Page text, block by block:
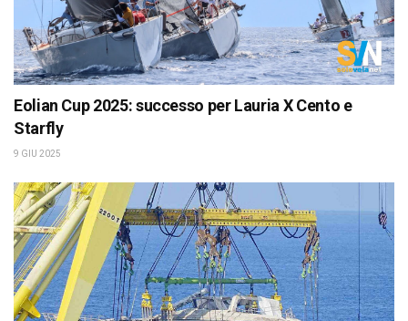
Eolian Cup 2025: successo per Lauria X Cento e
Starfly
9 GIU 2025